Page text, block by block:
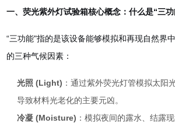
一、荧光紫外灯试验箱核心概念：什么是“三
“三功能"指的是该设备能够模拟和再现自然界
的三种气候因素：
光照 (Light) ：通过紫外荧光灯管模拟太阳
导致材料光老化的主要元凶。
冷凝 (Moisture) ：模拟夜间的露水、结露